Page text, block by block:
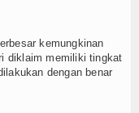
kemungkinan
diklaim memiliki tingkat
dengan benar